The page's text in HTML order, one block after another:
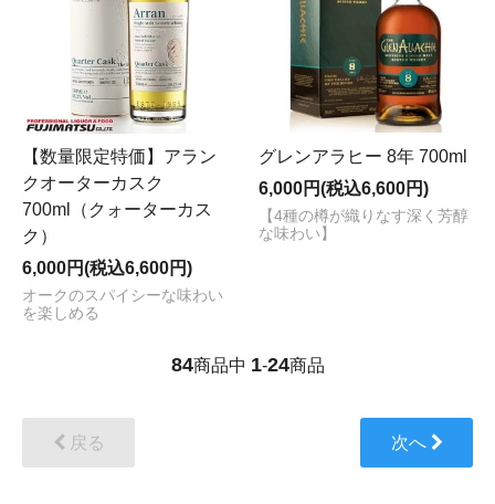
【数量限定特価】アラン
クオーターカスク
700ml（クォーターカス
ク）
6,000円(税込6,600円)
オークのスパイシーな味わい
を楽しめる
グレンアラヒー 8年 700ml
6,000円(税込6,600円)
【4種の樽が織りなす深く芳醇
な味わい】
84商品中 1-24商品
戻る 次へ